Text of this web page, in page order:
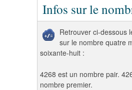
Infos sur le
Retrouver ci-dessous
sur le nombre quatre
soixante-huit :
4268 est un nombre pair.
nombre premier.